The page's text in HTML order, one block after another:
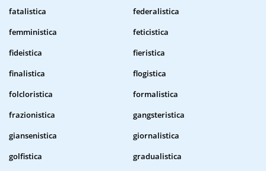
fatalistica
federalistica
femministica
feticistica
fideistica
fieristica
finalistica
flogistica
folcloristica
formalistica
frazionistica
gangsteristica
giansenistica
giornalistica
golfistica
gradualistica